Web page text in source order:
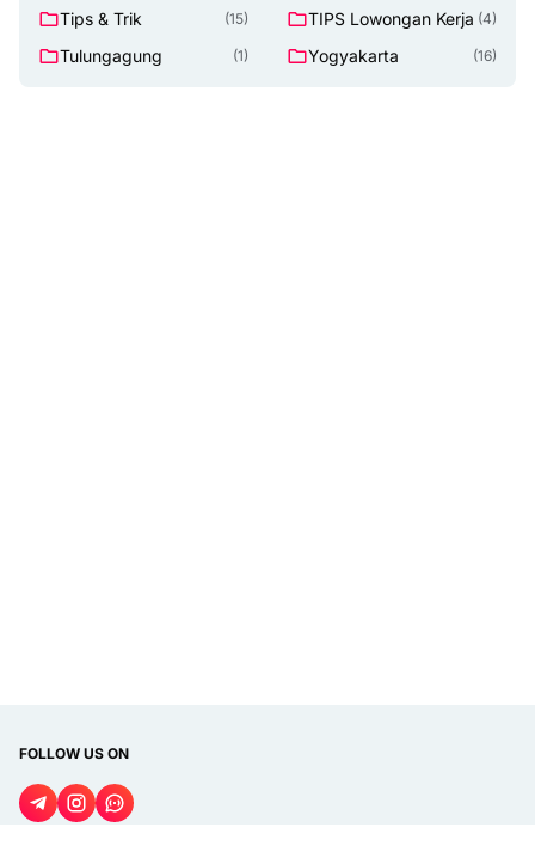
Tips & Trik (15) TIPS Lowongan Kerja (4)
Tulungagung (1) Yogyakarta (16)
FOLLOW US ON